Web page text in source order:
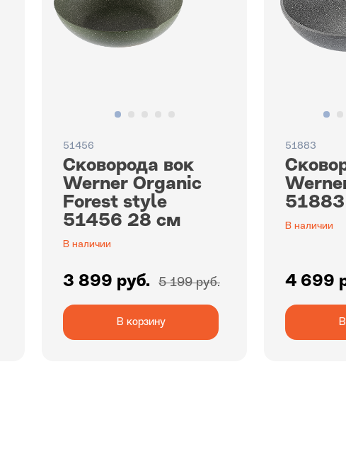
51456
Сковорода вок
Werner Organic
Forest style
51456 28 см
В наличии
3 899 руб. 5 199 руб.
В корзину
51883
В наличии
4 699